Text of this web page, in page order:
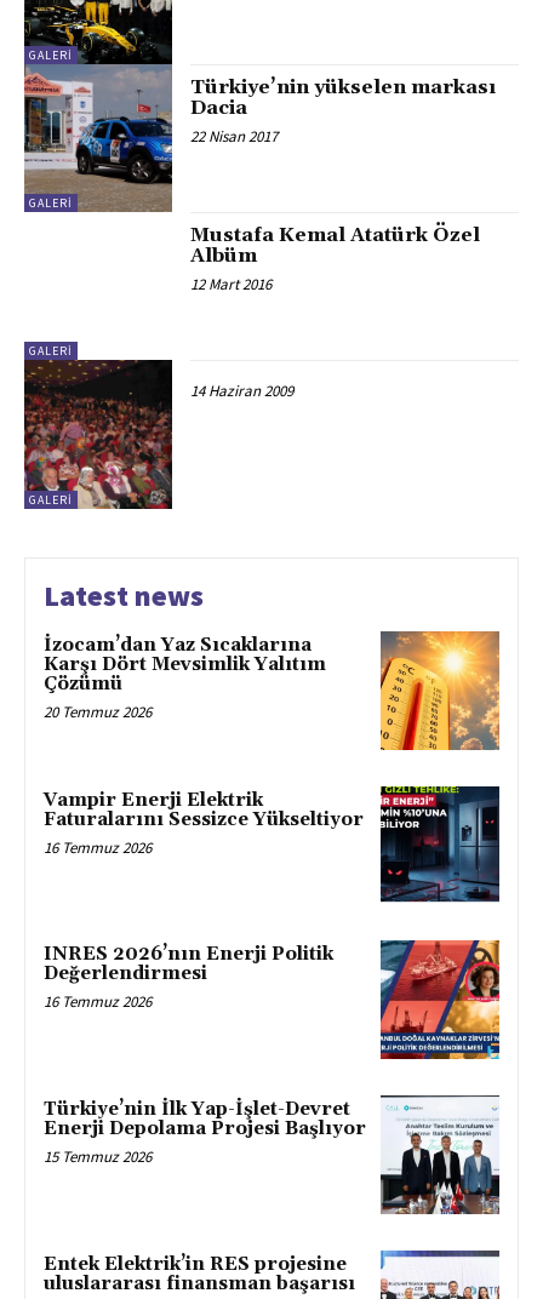
GALERİ
GALERİ
Türkiye’nin yükselen markası
Dacia
22 Nisan 2017
GALERİ
Mustafa Kemal Atatürk Özel
Albüm
12 Mart 2016
GALERİ
14 Haziran 2009
Latest news
İzocam’dan Yaz Sıcaklarına
Karşı Dört Mevsimlik Yalıtım
Çözümü
20 Temmuz 2026
Vampir Enerji Elektrik
Faturalarını Sessizce Yükseltiyor
16 Temmuz 2026
INRES 2026’nın Enerji Politik
Değerlendirmesi
16 Temmuz 2026
Türkiye’nin İlk Yap-İşlet-Devret
Enerji Depolama Projesi Başlıyor
15 Temmuz 2026
Entek Elektrik’in RES projesine
uluslararası finansman başarısı